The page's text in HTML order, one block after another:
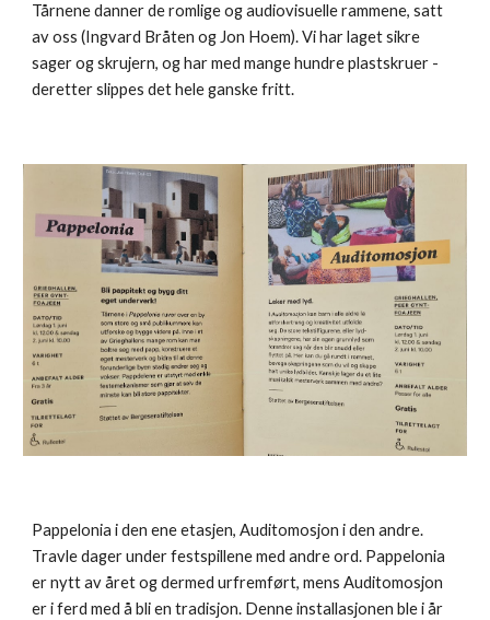
Tårnene danner de romlige og audiovisuelle rammene, satt
av oss (Ingvard Bråten og Jon Hoem). Vi har laget sikre
sager og skrujern, og har med mange hundre plastskruer -
deretter slippes det hele ganske fritt.
Pappelonia i den ene etasjen, Auditomosjon i den andre.
Travle dager under festspillene med andre ord. Pappelonia
er nytt av året og dermed urfremført, mens Auditomosjon
er i ferd med å bli en tradisjon. Denne installasjonen ble i år